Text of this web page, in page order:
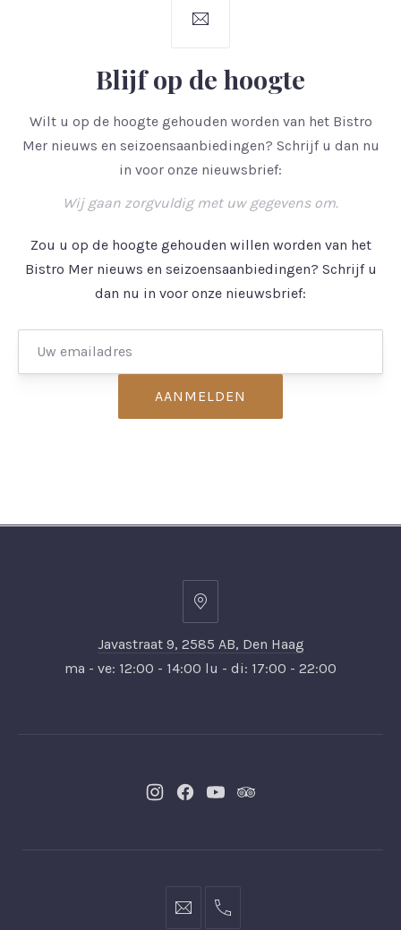
Blijf op de hoogte
Wilt u op de hoogte gehouden worden van het Bistro
Mer nieuws en seizoensaanbiedingen? Schrijf u dan nu
in voor onze nieuwsbrief:
Wij gaan zorgvuldig met uw gegevens om.
Zou u op de hoogte gehouden willen worden van het
Bistro Mer nieuws en seizoensaanbiedingen? Schrijf u
dan nu in voor onze nieuwsbrief:
Javastraat
9,
2585
Javastraat 9, 2585 AB, Den Haag
ma - ve: 12:00 - 14:00 lu - di: 17:00 - 22:00
NewNewNew New
info@bistromer.nl
0703607389